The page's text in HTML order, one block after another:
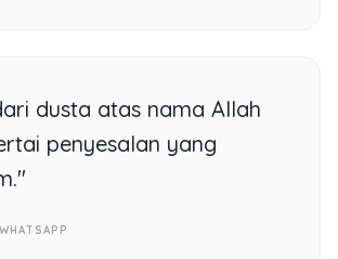
dusta atas nama Allah
penyesalan yang
WHATSAPP